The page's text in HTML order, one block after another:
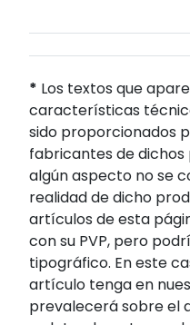
* Los textos que
características
sido proporcionados
fabricantes de
algún aspecto no se
realidad de dicho
artículos de esta
con su PVP, pero
tipográfico. En este
artículo tenga en
prevalecerá sobre el